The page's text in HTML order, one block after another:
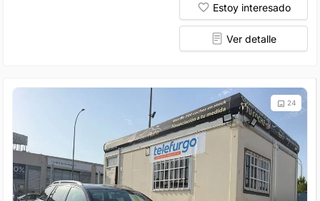
Estoy interesado
Ver detalle
24